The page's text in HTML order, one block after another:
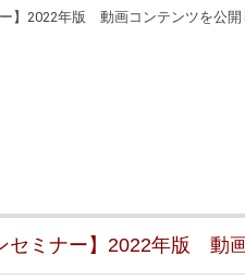
】2022年版 動画コンテンツを公開
ミナー】2022年版 動